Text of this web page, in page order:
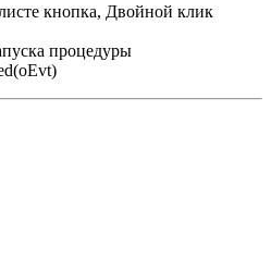
кнопка, Двойной клик
процедуры